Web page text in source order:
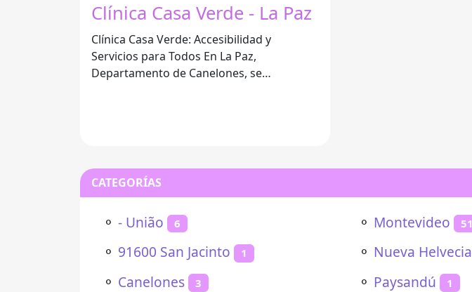
Clínica Casa Verde - La Paz
Clínica Casa Verde: Accesibilidad y
Servicios para Todos En La Paz,
Departamento de Canelones, se
CATEGORÍAS
⚬ - União 6
⚬ 91600 San Jacinto 1
⚬ Canelones 3
⚬ Montevideo 51
⚬ Nueva Helvecia
⚬ Paysandú 1